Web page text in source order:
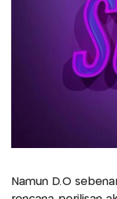
Namun D.O